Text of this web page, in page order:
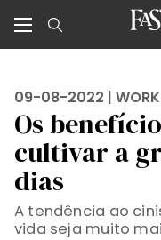
09-08-2022 |
Os
cultivar a
dias
A tendência ao
vida seja muito